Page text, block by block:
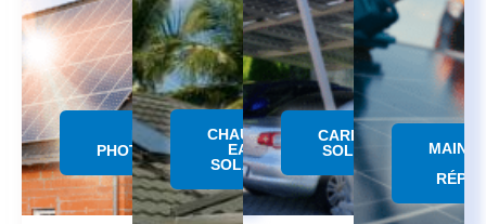
PANNEAU
PHOTOVOLTAÏQUE
CHAUFFE
EAU
SOLAIRE
CARPORT
SOLAIRE